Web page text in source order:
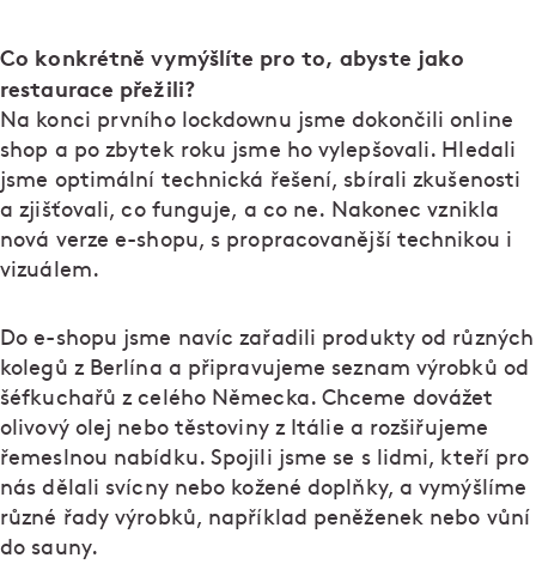
Co konkrétně vymýšlíte pro to, abyste jako
restaurace přežili?
Na konci prvního lockdownu jsme dokončili online
shop a po zbytek roku jsme ho vylepšovali. Hledali
jsme optimální technická řešení, sbírali zkušenosti
a zjišťovali, co funguje, a co ne. Nakonec vznikla
nová verze e-shopu, s propracovanější technikou i
vizuálem.
Do e-shopu jsme navíc zařadili produkty od různých
kolegů z Berlína a připravujeme seznam výrobků od
šéfkuchařů z celého Německa. Chceme dovážet
olivový olej nebo těstoviny z Itálie a rozšiřujeme
řemeslnou nabídku. Spojili jsme se s lidmi, kteří pro
nás dělali svícny nebo kožené doplňky, a vymýšlíme
různé řady výrobků, například peněženek nebo vůní
do sauny.